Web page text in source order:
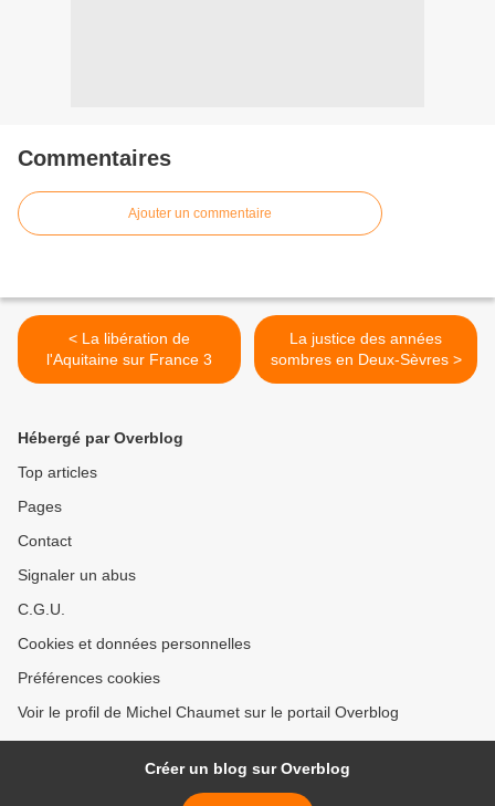
Commentaires
Ajouter un commentaire
< La libération de
l'Aquitaine sur France 3
La justice des années
sombres en Deux-Sèvres >
Hébergé par Overblog
Top articles
Pages
Contact
Signaler un abus
C.G.U.
Cookies et données personnelles
Préférences cookies
Voir le profil de Michel Chaumet sur le portail Overblog
Créer un blog sur Overblog